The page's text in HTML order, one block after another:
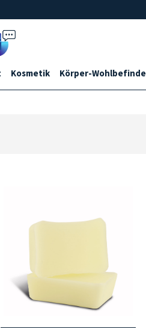
Kosmetik Körper-